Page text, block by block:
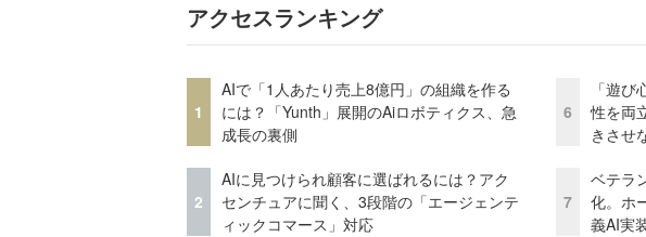
アクセスランキング
1
AIで「1人あたり売上8億円」の組織を作る
には？「Yunth」展開のAiロボティクス、急
成長の裏側
2
AIに見つけられ顧客に選ばれるには？アク
センチュアに聞く、3段階の「エージェンテ
ィックコマース」対応
6
「遊
性を両
きさせ
7
ベテラ
化。ホ
義AI実